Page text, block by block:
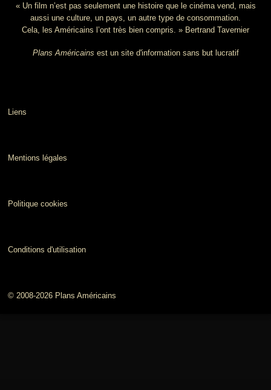
« Un film n’est pas seulement une histoire que le cinéma vend, mais
aussi une culture, un pays, un autre type de consommation.
Cela, les Américains l’ont très bien compris. » Bertrand Tavernier
Plans Américains est un site d'information sans but lucratif
Liens
Mentions légales
Politique cookies
Conditions d'utilisation
© 2008-2026 Plans Américains